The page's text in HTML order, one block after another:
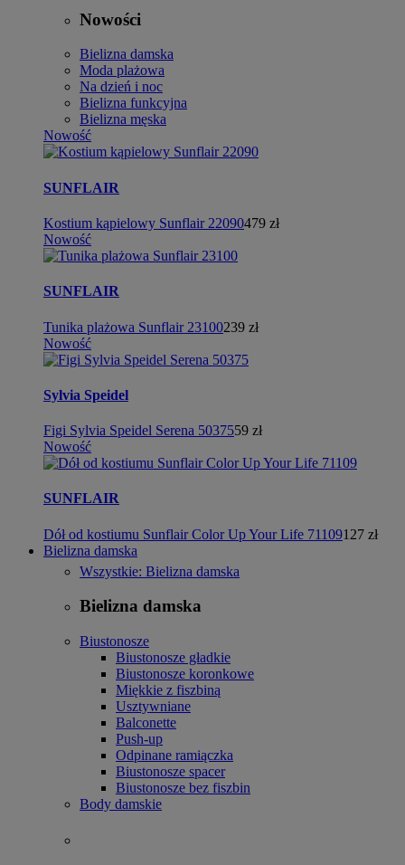
Nowości
Bielizna damska
Moda plażowa
Na dzień i noc
Bielizna funkcyjna
Bielizna męska
Nowość
SUNFLAIR
Kostium kąpielowy Sunflair 22090479 zł
Nowość
SUNFLAIR
Tunika plażowa Sunflair 23100239 zł
Nowość
Sylvia Speidel
Figi Sylvia Speidel Serena 5037559 zł
Nowość
SUNFLAIR
Dół od kostiumu Sunflair Color Up Your Life 71109127 zł
Bielizna damska
Wszystkie: Bielizna damska
Bielizna damska
Biustonosze
Biustonosze gładkie
Biustonosze koronkowe
Miękkie z fiszbiną
Usztywniane
Balconette
Push-up
Odpinane ramiączka
Biustonosze spacer
Biustonosze bez fiszbin
Body damskie